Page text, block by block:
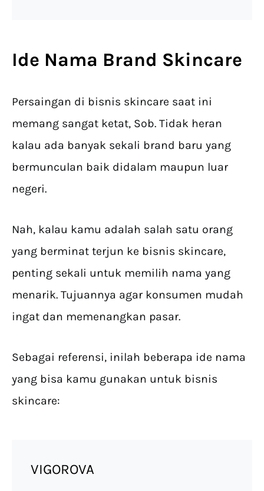
Ide Nama Brand Skincare
Persaingan di bisnis skincare saat ini
memang sangat ketat, Sob. Tidak heran
kalau ada banyak sekali brand baru yang
bermunculan baik didalam maupun luar
negeri.
Nah, kalau kamu adalah salah satu orang
yang berminat terjun ke bisnis skincare,
penting sekali untuk memilih nama yang
menarik. Tujuannya agar konsumen mudah
ingat dan memenangkan pasar.
Sebagai referensi, inilah beberapa ide nama
yang bisa kamu gunakan untuk bisnis
skincare:
VIGOROVA